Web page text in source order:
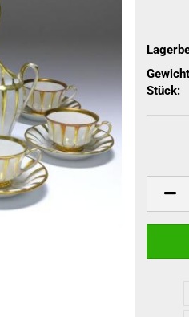
Stück: